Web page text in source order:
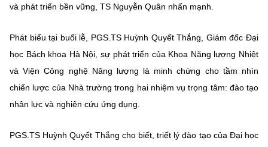
và phát triển bền vững, TS Nguyễn Quân nhấn mạnh.
Phát biểu tại buổi lễ, PGS.TS Huỳnh Quyết Thắng, Giám đốc Đại
học Bách khoa Hà Nội, sự phát triển của Khoa Năng lượng Nhiệt
và Viện Công nghệ Năng lượng là minh chứng cho tầm nhìn
chiến lược của Nhà trường trong hai nhiệm vụ trọng tâm: đào tạo
nhân lực và nghiên cứu ứng dụng.
PGS.TS Huỳnh Quyết Thắng cho biết, triết lý đào tạo của Đại học